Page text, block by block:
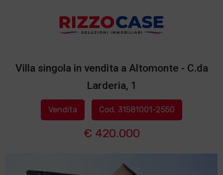
Villa singola in vendita a Altomonte - C.da
Larderia, 1
Vendita Cod. 31581001-2550
€ 420.000